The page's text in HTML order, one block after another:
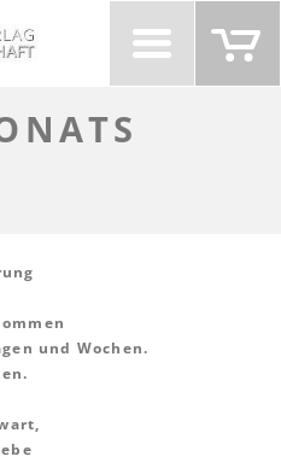
und Wochen.